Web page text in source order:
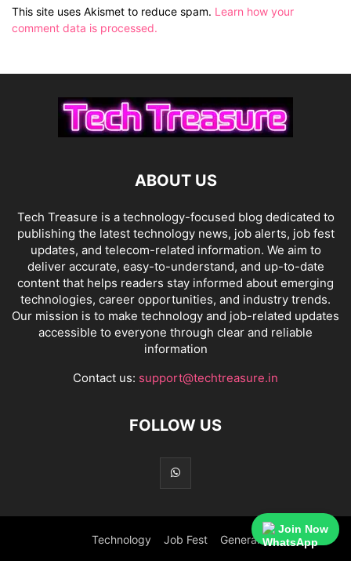
This site uses Akismet to reduce spam. Learn how your
comment data is processed.
ABOUT US
Tech Treasure is a technology-focused blog dedicated to
publishing the latest technology news, job alerts, job fest
updates, and telecom-related information. We aim to
deliver accurate, easy-to-understand, and up-to-date
content that helps readers stay informed about emerging
technologies, career opportunities, and industry trends.
Our mission is to make technology and job-related updates
accessible to everyone through clear and reliable
information
Contact us: support@techtreasure.in
FOLLOW US
Technology Job Fest General
Join Now